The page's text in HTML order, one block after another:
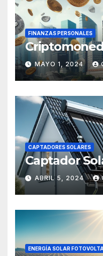
FINANZAS PERSONALES
MAYO 1, 2024
CAPTADORES SOLARES
Captador
ABRIL 5, 2024
ENERGÍA SOLAR